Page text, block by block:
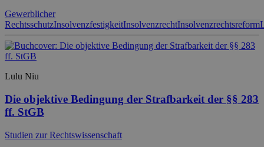
Gewerblicher
RechtsschutzInsolvenzfestigkeitInsolvenzrechtInsolvenzrechtsreform
Lulu Niu
Die objektive Bedingung der Strafbarkeit der §§ 283
ff. StGB
Studien zur Rechtswissenschaft